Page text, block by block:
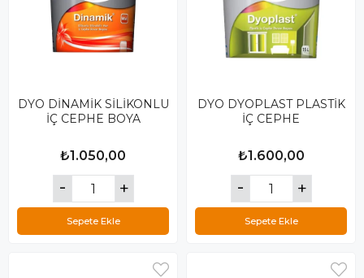
DYO DİNAMİK SİLİKONLU
İÇ CEPHE BOYA
₺1.050,00
Sepete Ekle
DYO DYOPLAST PLASTİK
İÇ CEPHE
₺1.600,00
Sepete Ekle